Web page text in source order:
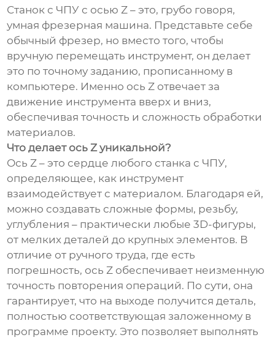
Станок с ЧПУ с осью Z – это, грубо говоря,
умная фрезерная машина. Представьте себе
обычный фрезер, но вместо того, чтобы
вручную перемещать инструмент, он делает
это по точному заданию, прописанному в
компьютере. Именно ось Z отвечает за
движение инструмента вверх и вниз,
обеспечивая точность и сложность обработки
материалов.
Что делает ось Z уникальной?
Ось Z – это сердце любого станка с ЧПУ,
определяющее, как инструмент
взаимодействует с материалом. Благодаря ей,
можно создавать сложные формы, резьбу,
углубления – практически любые 3D-фигуры,
от мелких деталей до крупных элементов. В
отличие от ручного труда, где есть
погрешность, ось Z обеспечивает неизменную
точность повторения операций. По сути, она
гарантирует, что на выходе получится деталь,
полностью соответствующая заложенному в
программе проекту. Это позволяет выполнять